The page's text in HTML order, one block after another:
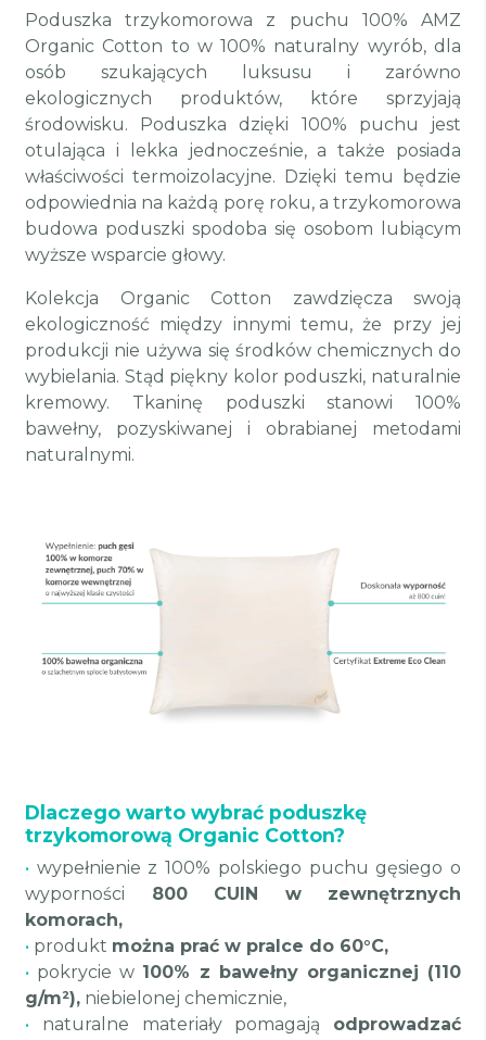
Poduszka trzykomorowa z puchu 100% AMZ
Organic Cotton to w 100% naturalny wyrób, dla
osób szukających luksusu i zarówno
ekologicznych produktów, które sprzyjają
środowisku. Poduszka dzięki 100% puchu jest
otulająca i lekka jednocześnie, a także posiada
właściwości termoizolacyjne. Dzięki temu będzie
odpowiednia na każdą porę roku, a trzykomorowa
budowa poduszki spodoba się osobom lubiącym
wyższe wsparcie głowy.
Kolekcja Organic Cotton zawdzięcza swoją
ekologiczność między innymi temu, że przy jej
produkcji nie używa się środków chemicznych do
wybielania. Stąd piękny kolor poduszki, naturalnie
kremowy. Tkaninę poduszki stanowi 100%
bawełny, pozyskiwanej i obrabianej metodami
naturalnymi.
Dlaczego warto wybrać poduszkę
trzykomorową Organic Cotton?
• wypełnienie z 100% polskiego puchu gęsiego o
wyporności 800 CUIN w zewnętrznych
komorach,
• produkt można prać w pralce do 60°C,
• pokrycie w 100% z bawełny organicznej (110
g/m²), niebielonej chemicznie,
• naturalne materiały pomagają odprowadzać